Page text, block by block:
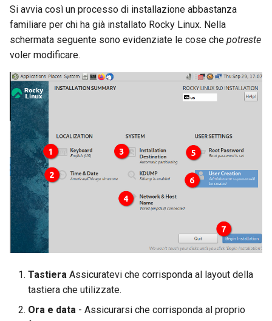
Si avvia così un processo di installazione abbastanza
familiare per chi ha già installato Rocky Linux. Nella
schermata seguente sono evidenziate le cose che potreste
voler modificare.
Tastiera Assicuratevi che corrisponda al layout della
tastiera che utilizzate.
Ora e data - Assicurarsi che corrisponda al proprio